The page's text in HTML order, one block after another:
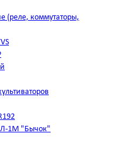
(реле, коммутаторы,
1М "Бычок"